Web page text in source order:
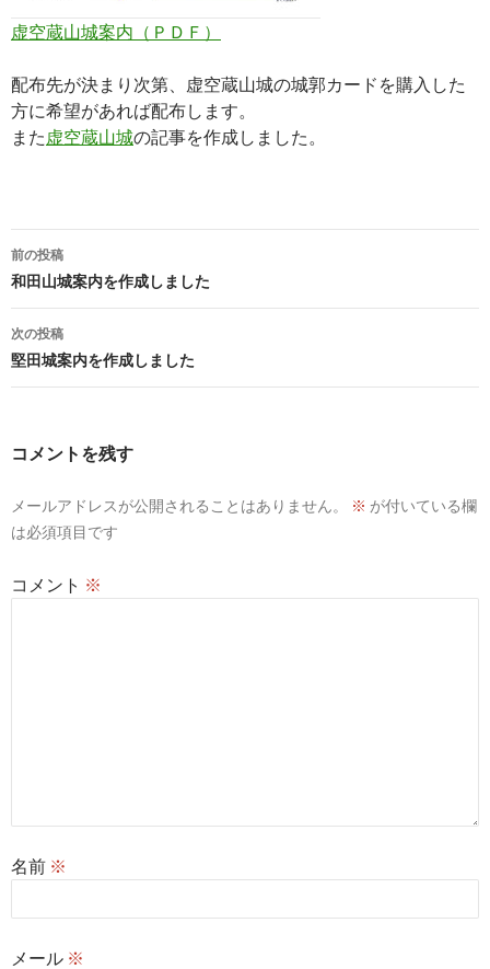
虚空蔵山城案内（ＰＤＦ）
配布先が決まり次第、虚空蔵山城の城郭カードを購入した
方に希望があれば配布します。
また 虚空蔵山城の記事を作成しました。
投
稿
ナ
ビ
ゲ
ョ
前の投稿
和田山城案内を作成しました
次の投稿
堅田城案内を作成しました
コメントを残す
メールアドレスが公開されることはありません。 ※ が付いている欄
は必須項目です
コメント ※
名前 ※
メール ※